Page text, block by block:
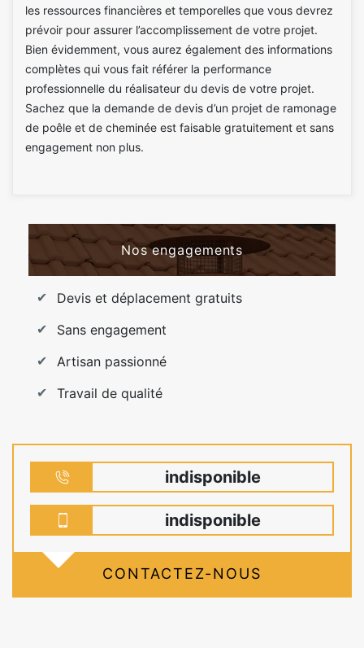
les ressources financières et temporelles que vous devrez
prévoir pour assurer l’accomplissement de votre projet.
Bien évidemment, vous aurez également des informations
complètes qui vous fait référer la performance
professionnelle du réalisateur du devis de votre projet.
Sachez que la demande de devis d’un projet de ramonage
de poêle et de cheminée est faisable gratuitement et sans
engagement non plus.
Nos engagements
Devis et déplacement gratuits
Sans engagement
Artisan passionné
Travail de qualité
indisponible
indisponible
CONTACTEZ-NOUS